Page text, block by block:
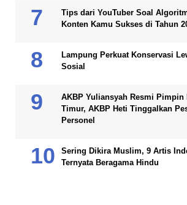
Tips dari YouTuber Soal
Konten Kamu Sukses di Tahun
Lampung Perkuat Konservasi
Sosial
AKBP Yuliansyah Resmi Pimpin
Timur, AKBP Heti Tinggalkan
Personel
Sering Dikira Muslim, 9 Artis
Ternyata Beragama Hindu